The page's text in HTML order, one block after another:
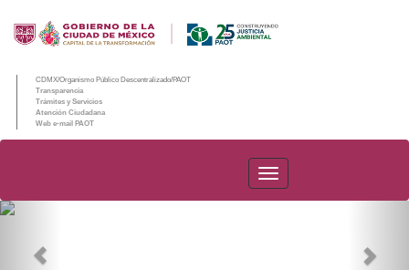
CDMX/Organismo Público Descentralizado/PAOT
Transparencia
Trámites y Servicios
Atención Ciudadana
Web e-mail PAOT
PAOT